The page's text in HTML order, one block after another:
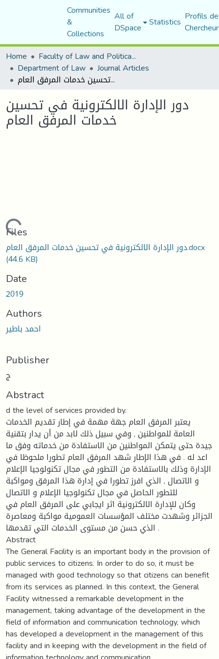
Communities
&
Collections
All of
DSpace Statistics Profils
Home
Faculty of Law and Political Science
Department of Law Journal Articles
دور الإدارة الالكترونية في تحسين خدمات المرفق العام
دور الإدارة الالكترونية في تحسين
خدمات المرفق العام
Loading...
Files
دور الإدارة الالكترونية في تحسين خدمات المرفق العام.docx
(44.6 KB)
Date
2019
Authors
احمد باطير
Publisher
ج
Abstract
d the level of services provided by.
يعتبر المرفق العام جهة مهمة في إطار تقديم الخدمات
العامة للمواطنين , وفي سبيل ذلك لابد من أن يدار بتقنية
جيدة حتى يتمكن المواطنين من الاستفادة من خدماته وفق ما
اعد له . في هذا الإطار شهد المرفق العام تطورا ملحوظا في
الإدارة وذلك بالاستفادة من التطور في مجال تكنولوجيا الإعلام
و الاتصال , الذي افرز تطورا في إدارة هذا المرفق ومواكبة
للتطور الحاصل في مجال تكنولوجيا الإعلام و الاتصال
وكان للإدارة الالكترونية اثر ايجابي على المرفق العام في
الجزائر وشهدت مختلف المؤسسات العمومية مواكبة ومعاصرة
الذي حسن من مستوى الخدمات التي تقدمها .
Abstract
The General Facility is an important body in the provision of
public services to citizens. In order to do so, it must be
managed with good technology so that citizens can benefit
from its services as planned. In this context, the General
Facility witnessed a remarkable development in the
management, taking advantage of the development in the
field of information and communication technology, which
has developed a development in the management of this
facility and in keeping with the development in the field of